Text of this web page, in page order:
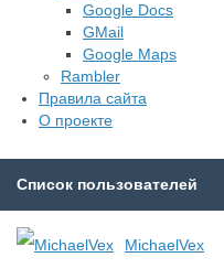
Google Docs
GMail
Google Maps
Rambler
Правила сайта
О проекте
Список пользователей
MichaelVex